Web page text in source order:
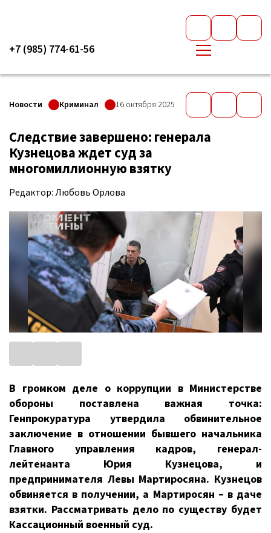
+7 (985) 774-61-56
Новости Криминал 16 октября 2025
Следствие завершено: генерала
Кузнецова ждет суд за
многомиллионную взятку
Редактор: Любовь Орлова
В громком деле о коррупции в Министерстве
обороны поставлена важная точка:
Генпрокуратура утвердила обвинительное
заключение в отношении бывшего начальника
Главного управления кадров, генерал-
лейтенанта Юрия Кузнецова, и
предпринимателя Левы Мартиросяна. Кузнецов
обвиняется в получении, а Мартиросян – в даче
взятки. Рассматривать дело по существу будет
Кассационный военный суд.